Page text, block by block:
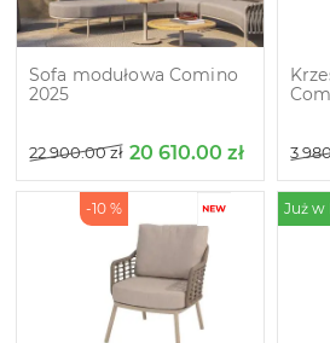
Sofa modułowa Comino
2025
22 900.00zł 20 610.00 zł 3
-10 % Już w